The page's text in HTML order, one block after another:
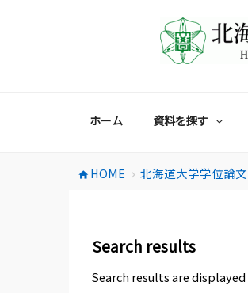
ホーム 資料を探す
home HOME chevron_right 北海道大学学位論
Search results
Search results are